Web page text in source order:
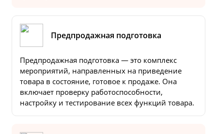
Предпродажная подготовка
Предпродажная подготовка — это комплекс
мероприятий, направленных на приведение
товара в состояние, готовое к продаже. Она
включает проверку работоспособности,
настройку и тестирование всех функций товара.